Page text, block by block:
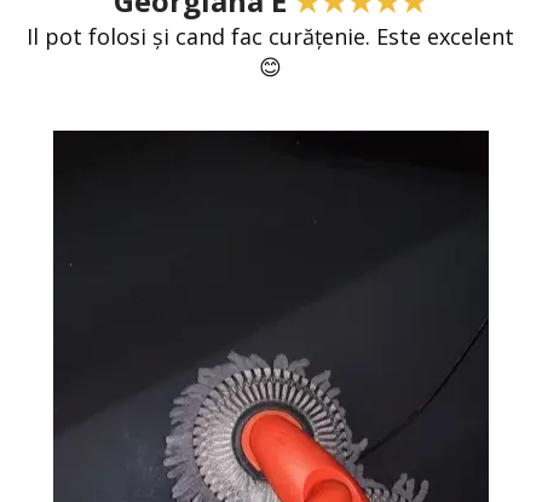
Il pot folosi și cand fac curățenie. Este excelent
😊